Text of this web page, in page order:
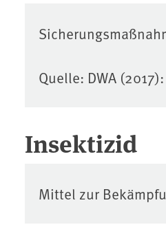
Quelle: DWA
Insektizid
Mittel zur